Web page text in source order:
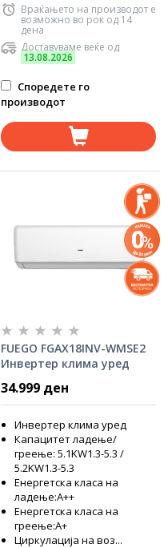
Враќањето на производот е
возможно во рок од 14
дена
Доставуваме веќе од
13.08.2026
Споредете го
производот
FUEGO FGAX18INV-WMSE2
Инвертер клима уред
34.999 ден
Инвертер клима уред
Капацитет ладење/
греење: 5.1KW1.3-5.3 /
5.2KW1.3-5.3
Енергетска класа на
ладење:А++
Енергетска класа на
греење:А+
Циркулација на воз...